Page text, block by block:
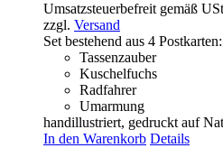
Umsatzsteuerbefreit gemäß
zzgl. Versand
Set bestehend aus 4 Postkarten:
Tassenzauber
Kuschelfuchs
Radfahrer
Umarmung
handillustriert, gedruckt auf
In den Warenkorb Details